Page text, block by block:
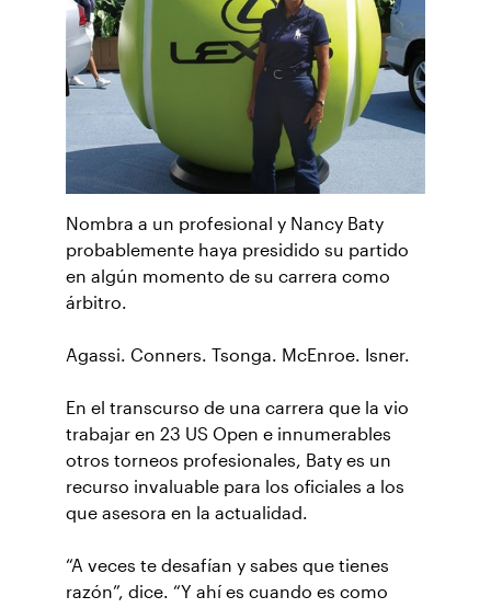
Nombra a un profesional y Nancy Baty
probablemente haya presidido su partido
en algún momento de su carrera como
árbitro.
Agassi. Conners. Tsonga. McEnroe. Isner.
En el transcurso de una carrera que la vio
trabajar en 23 US Open e innumerables
otros torneos profesionales, Baty es un
recurso invaluable para los oficiales a los
que asesora en la actualidad.
“A veces te desafían y sabes que tienes
razón”, dice. “Y ahí es cuando es como